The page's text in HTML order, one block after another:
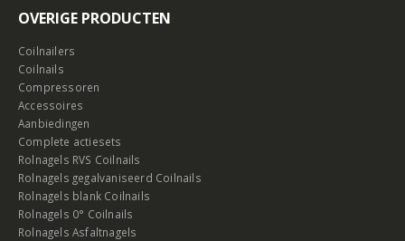
OVERIGE PRODUCTEN
Coilnailers
Coilnails
Compressoren
Accessoires
Aanbiedingen
Complete actiesets
Rolnagels RVS Coilnails
Rolnagels gegalvaniseerd Coilnails
Rolnagels blank Coilnails
Rolnagels 0° Coilnails
Rolnagels Asfaltnagels